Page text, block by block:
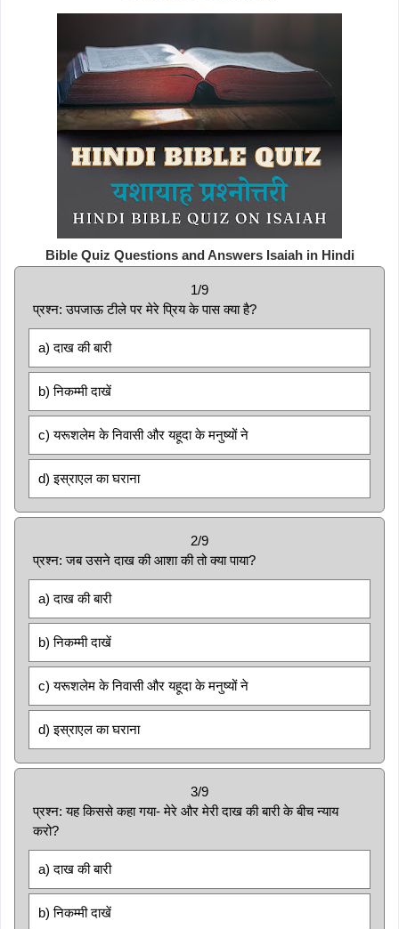
Bible Quiz Questions and Answers Isaiah in Hindi
1/9
प्रश्न: उपजाऊ टीले पर मेरे प्रिय के पास क्या है?
a) दाख की बारी
b) निकम्मी दाखें
c) यरूशलेम के निवासी और यहूदा के मनुष्यों ने
d) इस्राएल का घराना
2/9
प्रश्न: जब उसने दाख की आशा की तो क्या पाया?
a) दाख की बारी
b) निकम्मी दाखें
c) यरूशलेम के निवासी और यहूदा के मनुष्यों ने
d) इस्राएल का घराना
3/9
प्रश्न: यह किससे कहा गया- मेरे और मेरी दाख की बारी के बीच न्याय
करो?
a) दाख की बारी
b) निकम्मी दाखें